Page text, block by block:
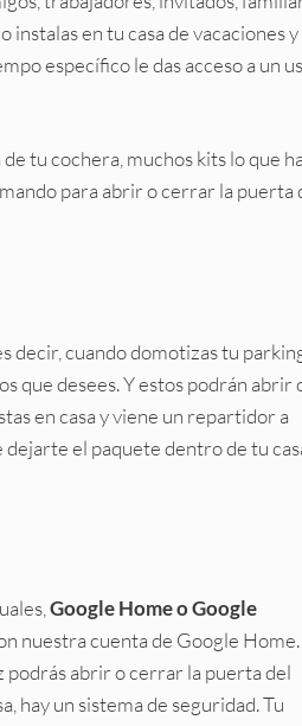
en tu casa de vacaciones y
específico le das acceso a un
tu cochera, muchos kits lo que
para abrir o cerrar la puerta
decir, cuando domotizas tu
que desees. Y estos podrán abrir
en casa y viene un repartidor a
el paquete dentro de tu
Google Home o Google
nuestra cuenta de Google
podrás abrir o cerrar la puerta del
hay un sistema de seguridad. Tu